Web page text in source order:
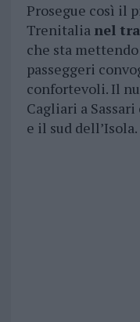
Prosegue così il
Trenitalia nel
che sta
passeggeri
confortevoli. Il
Cagliari a
e il sud dell’Isola.